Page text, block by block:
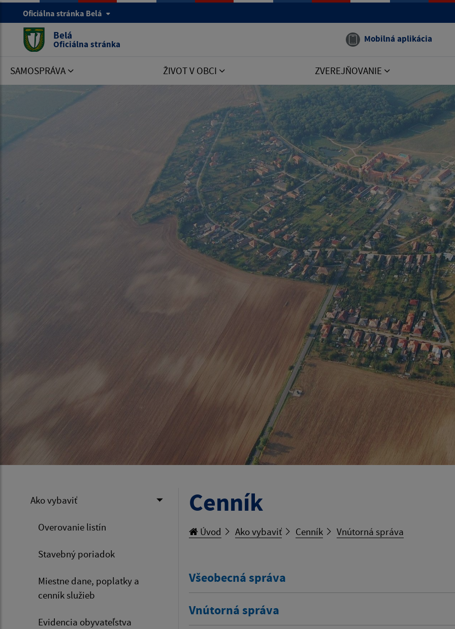
Oficiálna stránka Belá
Belá
Oficiálna stránka Mobilná aplikácia
SAMOSPRÁVA ŽIVOT V OBCI ZVEREJŇOVANIE
Ako vybaviť
Overovanie listín
Stavebný poriadok
Miestne dane, poplatky a
cenník služieb
Evidencia obyvateľstva
Cenník
Úvod Ako vybaviť Cenník Vnútorná správa
Všeobecná správa
Vnútorná správa